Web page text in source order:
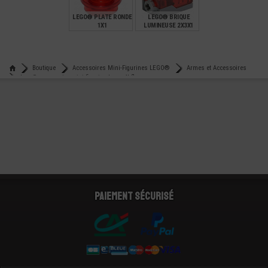
LEGO® PLATE RONDE
1X1
LEGO® BRIQUE
LUMINEUSE 2X3X1
Boutique
Accessoires Mini-Figurines LEGO®
Armes et Accessoires
Lego® accessoire mini-figurine barre 4l flamme
Paiement sécurisé